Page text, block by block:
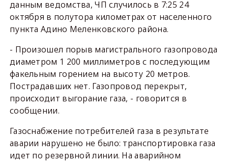
данным ведомства, ЧП случилось в 7:25 24
октября в полутора километрах от населенного
пункта Адино Меленковского района.
- Произошел порыв магистрального газопровода
диаметром 1 200 миллиметров с последующим
факельным горением на высоту 20 метров.
Пострадавших нет. Газопровод перекрыт,
происходит выгорание газа, - говорится в
сообщении.
Газоснабжение потребителей газа в результате
аварии нарушено не было: транспортировка газа
идет по резервной линии. На аварийном